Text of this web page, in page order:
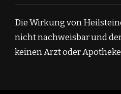
Die Wirkung von
nicht nachweisbar und
keinen Arzt oder